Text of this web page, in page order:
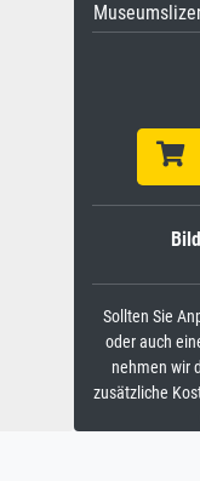
Sollten Sie
oder auch
nehmen wir
zusätzliche